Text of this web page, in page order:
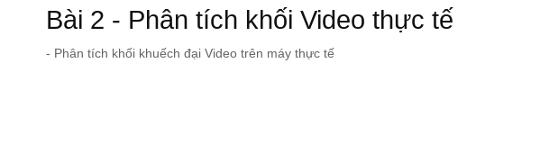
Bài 2 - Phân tích khối Video thực tế
- Phân tích khối khuếch đại Video trên máy thực tế